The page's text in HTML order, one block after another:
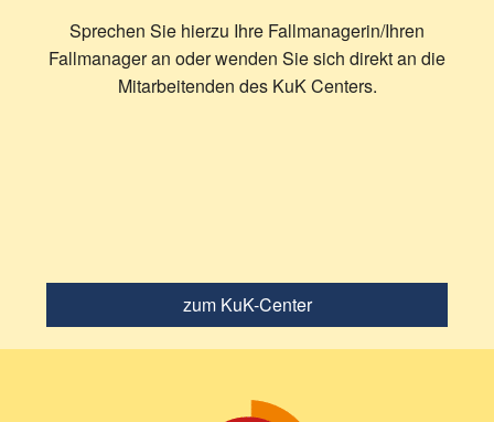
Sprechen Sie hierzu Ihre Fallmanagerin/Ihren
Fallmanager an oder wenden Sie sich direkt an die
Mitarbeitenden des KuK Centers.
zum KuK-Center